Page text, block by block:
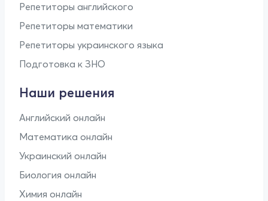
Репетиторы английского
Репетиторы математики
Репетиторы украинского языка
Подготовка к ЗНО
Наши решения
Английский онлайн
Математика онлайн
Украинский онлайн
Биология онлайн
Химия онлайн